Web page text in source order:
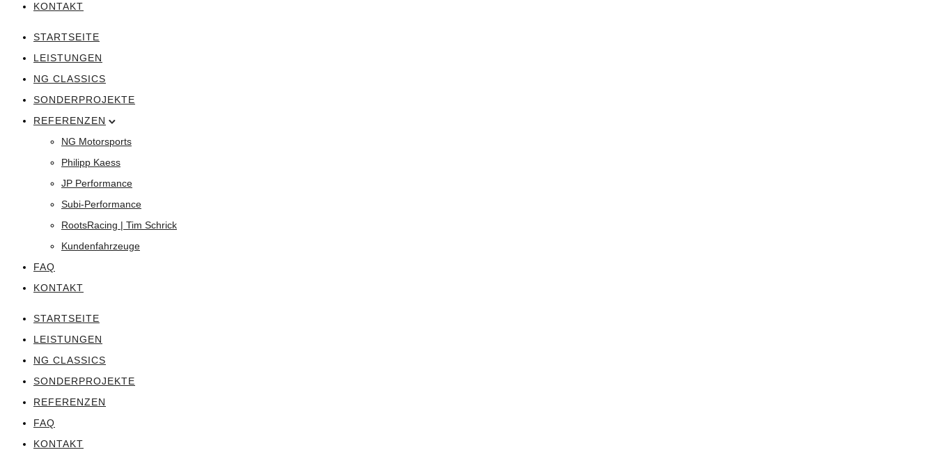
KONTAKT
STARTSEITE
LEISTUNGEN
NG CLASSICS
SONDERPROJEKTE
REFERENZEN
NG Motorsports
Philipp Kaess
JP Performance
Subi-Performance
RootsRacing | Tim Schrick
Kundenfahrzeuge
FAQ
KONTAKT
STARTSEITE
LEISTUNGEN
NG CLASSICS
SONDERPROJEKTE
REFERENZEN
FAQ
KONTAKT